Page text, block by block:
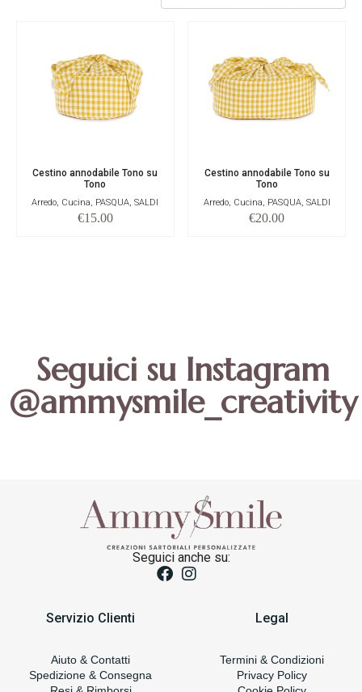
Cestino annodabile Tono su
Tono
Arredo, Cucina, PASQUA, SALDI
€15.00
Cestino annodabile Tono su
Tono
Arredo, Cucina, PASQUA, SALDI
€20.00
Seguici su Instagram
@ammysmile_creativity
Seguici anche su:
Servizio Clienti
Aiuto & Contatti
Spedizione & Consegna
Legal
Termini & Condizioni
Privacy Policy